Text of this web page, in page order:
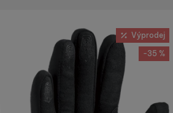
Výprodej
-35 %